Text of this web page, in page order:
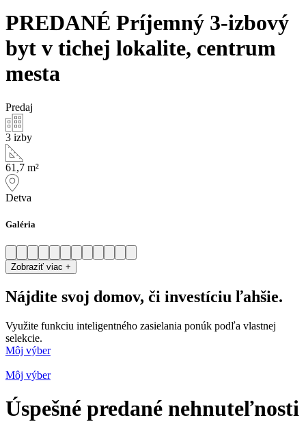
PREDANÉ Príjemný 3-izbový
byt v tichej lokalite, centrum
mesta
Predaj
3 izby
61,7 m²
Detva
Galéria
Zobraziť viac +
Nájdite svoj domov, či investíciu ľahšie.
Využite funkciu inteligentného zasielania ponúk podľa vlastnej
selekcie.
Môj výber
Môj výber
Úspešné predané nehnuteľnosti